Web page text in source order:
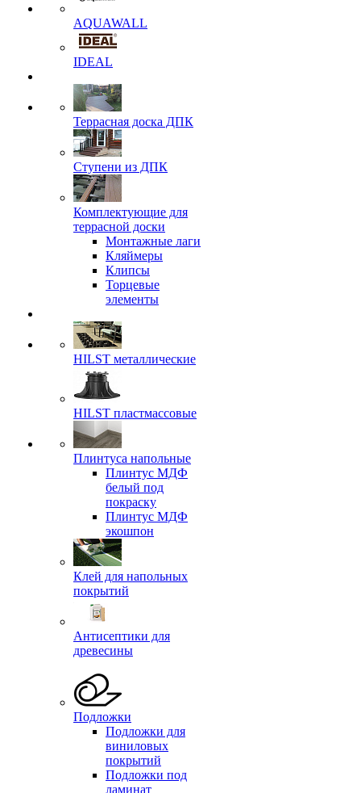
AQUAWALL
IDEAL
Террасная доска ДПК
Ступени из ДПК
Комплектующие для
террасной доски
Монтажные лаги
Кляймеры
Клипсы
Торцевые
элементы
HILST металлические
HILST пластмассовые
Плинтуса напольные
Плинтус МДФ
белый под
покраску
Плинтус МДФ
экошпон
Клей для напольных
покрытий
Антисептики для
древесины
Подложки
Подложки для
виниловых
покрытий
Подложки под
ламинат